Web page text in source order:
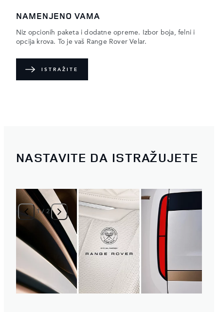
NAMENJENO VAMA
Niz opcionih paketa i dodatne opreme. Izbor boja, felni i
opcija krova. To je vaš Range Rover Velar.
ISTRAŽITE
NASTAVITE DA ISTRAŽUJETE
1/ 2